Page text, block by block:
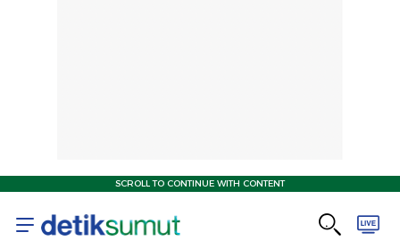
SCROLL TO CONTINUE WITH CONTENT